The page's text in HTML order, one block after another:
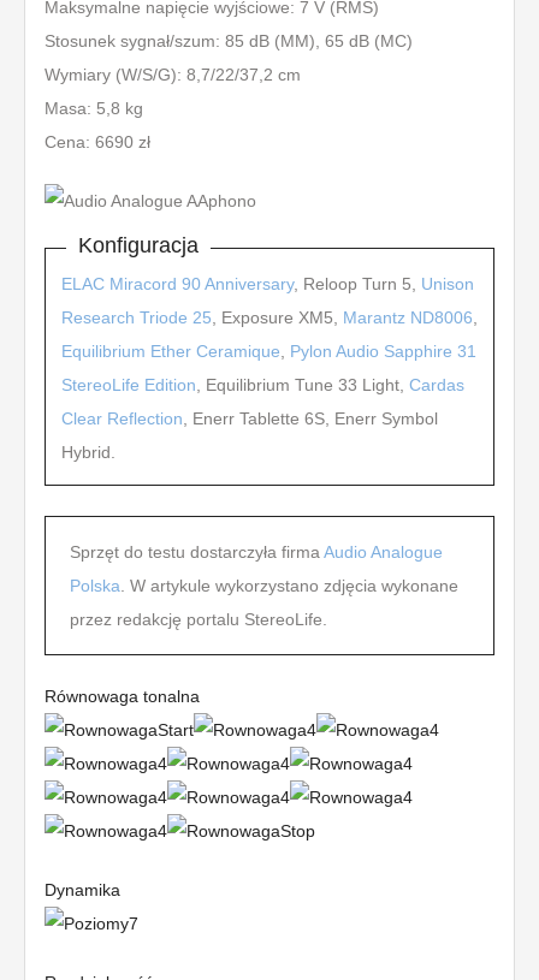
Maksymalne napięcie wyjściowe: 7 V (RMS)
Stosunek sygnał/szum: 85 dB (MM), 65 dB (MC)
Wymiary (W/S/G): 8,7/22/37,2 cm
Masa: 5,8 kg
Cena: 6690 zł
Konfiguracja
ELAC Miracord 90 Anniversary, Reloop Turn 5, Unison
Research Triode 25 , Exposure XM5, Marantz ND8006
Equilibrium Ether Ceramique
Pylon Audio Sapphire 31
StereoLife Edition , Equilibrium Tune 33 Light, Cardas
Clear Reflection , Enerr Tablette 6S, Enerr Symbol
Hybrid.
Sprzęt do testu dostarczyła firma Audio Analogue
Polska . W artykule wykorzystano zdjęcia wykonane
przez redakcję portalu StereoLife.
Równowaga tonalna
Dynamika